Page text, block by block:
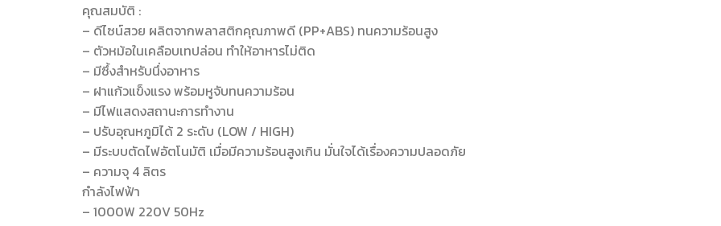
คุณสมบัติ :
– ดีไซน์สวย ผลิตจากพลาสติกคุณภาพดี (PP+ABS) ทนความร้อนสูง
– ตัวหม้อในเคลือบเทปล่อน ทำให้อาหารไม่ติด
– มีซึ้งสำหรับนึ่งอาหาร
– ฝาแก้วแข็งแรง พร้อมหูจับทนความร้อน
– มีไฟแสดงสถานะการทำงาน
– ปรับอุณหภูมิได้ 2 ระดับ (LOW / HIGH)
– มีระบบตัดไฟอัตโนมัติ เมื่อมีความร้อนสูงเกิน มั่นใจได้เรื่องความปลอดภัย
– ความจุ 4 ลิตร
กำลังไฟฟ้า
– 1000W 220V 50Hz